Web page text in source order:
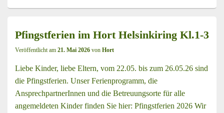
Pfingstferien im Hort Helsinkiring Kl.1-3
Veröffentlicht am 21. Mai 2026 von Hort
Liebe Kinder, liebe Eltern, vom 22.05. bis zum 26.05.26 sind
die Pfingstferien. Unser Ferienprogramm, die
AnsprechpartnerInnen und die Betreuungsorte für alle
angemeldeten Kinder finden Sie hier: Pfingstferien 2026 Wir